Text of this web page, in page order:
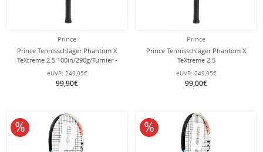
Prince
Prince Tennisschläger Phantom X
TeXtreme 2.5 100in/290g/Turnier -
unbesaitet -
eUVP: 249,95€
99,90€
Prince
Prince Tennisschläger Phantom X
TeXtreme 2.5
100in/320g/18x20/Turnier -
unbesaitet -
eUVP: 249,95€
99,00€
10% reduziert 10% reduziert